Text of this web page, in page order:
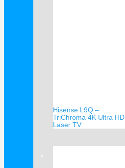
Hisense L9Q –
TriChroma 4K Ultra HD
Laser TV